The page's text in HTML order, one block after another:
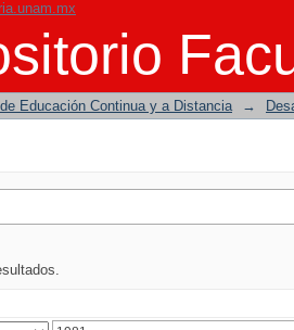
Educación Continua y a Distancia →